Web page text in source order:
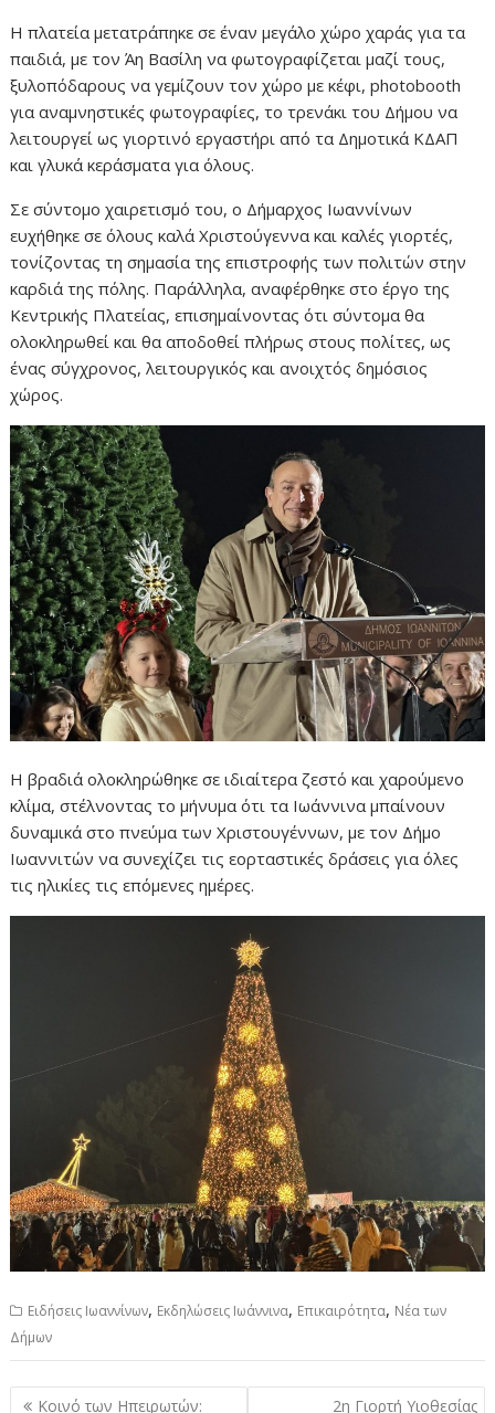
Η πλατεία μετατράπηκε σε έναν μεγάλο χώρο χαράς για τα
παιδιά, με τον Άη Βασίλη να φωτογραφίζεται μαζί τους,
ξυλοπόδαρους να γεμίζουν τον χώρο με κέφι, photobooth
για αναμνηστικές φωτογραφίες, το τρενάκι του Δήμου να
λειτουργεί ως γιορτινό εργαστήρι από τα Δημοτικά ΚΔΑΠ
και γλυκά κεράσματα για όλους.
Σε σύντομο χαιρετισμό του, ο Δήμαρχος Ιωαννίνων
ευχήθηκε σε όλους καλά Χριστούγεννα και καλές γιορτές,
τονίζοντας τη σημασία της επιστροφής των πολιτών στην
καρδιά της πόλης. Παράλληλα, αναφέρθηκε στο έργο της
Κεντρικής Πλατείας, επισημαίνοντας ότι σύντομα θα
ολοκληρωθεί και θα αποδοθεί πλήρως στους πολίτες, ως
ένας σύγχρονος, λειτουργικός και ανοιχτός δημόσιος
χώρος.
Η βραδιά ολοκληρώθηκε σε ιδιαίτερα ζεστό και χαρούμενο
κλίμα, στέλνοντας το μήνυμα ότι τα Ιωάννινα μπαίνουν
δυναμικά στο πνεύμα των Χριστουγέννων, με τον Δήμο
Ιωαννιτών να συνεχίζει τις εορταστικές δράσεις για όλες
τις ηλικίες τις επόμενες ημέρες.
Ειδήσεις Ιωαννίνων, Εκδηλώσεις Ιωάννινα, Επικαιρότητα, Νέα των
Δήμων
Πλοήγηση
Κοινό των Ηπειρωτών: 2η Γιορτή Υιοθεσίας